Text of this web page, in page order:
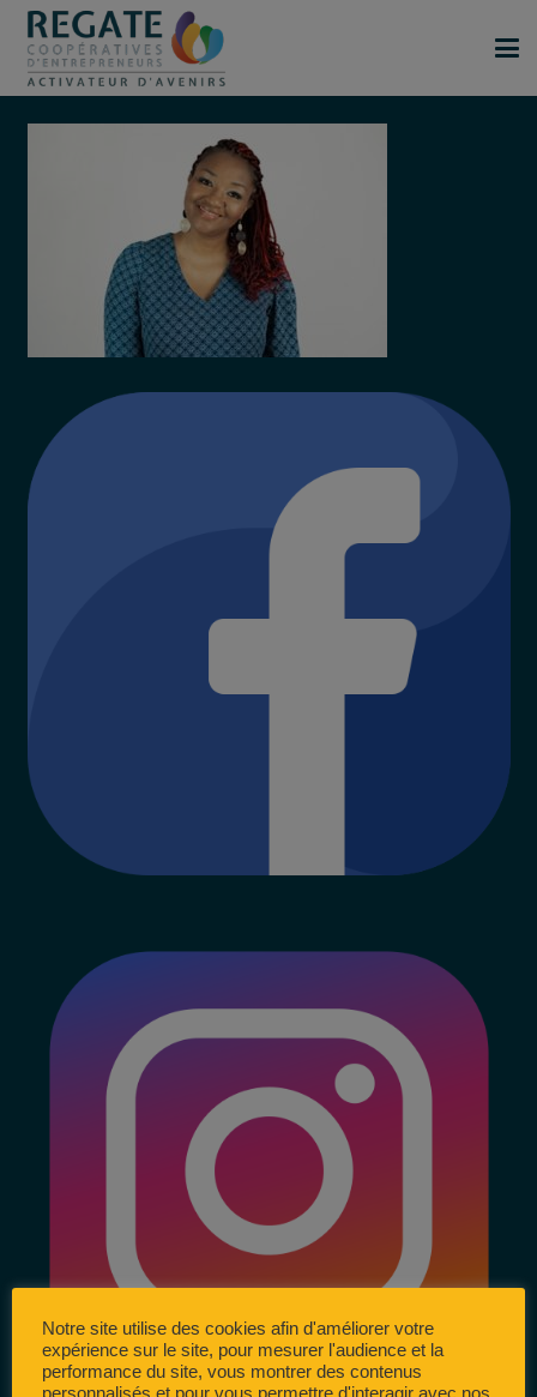
Notre site utilise des cookies afin d'améliorer votre
expérience sur le site, pour mesurer l'audience et la
performance du site, vous montrer des contenus
personnalisés et pour vous permettre d'interagir avec nos